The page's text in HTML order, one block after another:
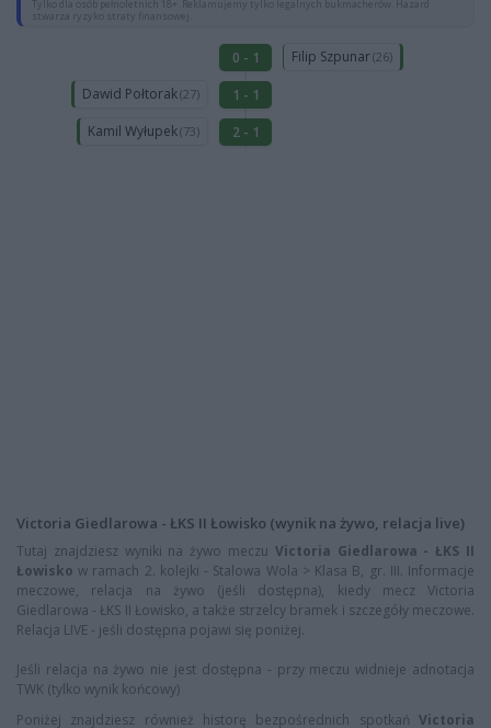
Tylko dla osób pełnoletnich 18+. Reklamujemy tylko legalnych bukmacherów. Hazard
stwarza ryzyko straty finansowej.
0 - 1 Filip Szpunar(26)
Dawid Połtorak(27)
1 - 1
Kamil Wyłupek(73) 2 - 1
Victoria Giedlarowa - ŁKS II Łowisko (wynik na żywo, relacja live)
Tutaj znajdziesz wyniki na żywo meczu Victoria Giedlarowa - ŁKS II
Łowisko w ramach 2. kolejki - Stalowa Wola > Klasa B, gr. III. Informacje
meczowe, relacja na żywo (jeśli dostępna), kiedy mecz Victoria
Giedlarowa - ŁKS II Łowisko, a także strzelcy bramek i szczegóły meczowe.
Relacja LIVE - jeśli dostępna pojawi się poniżej.
Jeśli relacja na żywo nie jest dostępna - przy meczu widnieje adnotacja
TWK (tylko wynik końcowy)
Poniżej znajdziesz również historę bezpośrednich spotkań Victoria